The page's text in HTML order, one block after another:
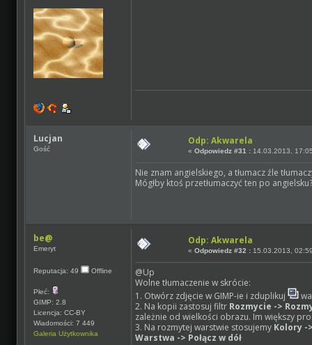
Lucjan
Gość
Odp: Akwarela
«Odpowiedz #31 : 14.03.2013,
Nie znam angielskiego, a tłumacz źle
Mógłby ktoś przetłumaczyć ten po
be@
Emeryt
Reputacja: 49 Offline
Płeć:
GIMP: 2.8
Licencja: CC-BY
Wiadomości: 7 449
Galeria Użytkownika
Odp: Akwarela
«Odpowiedz #32 : 15.03.2013,
@Up
Wolne tłumaczenie w skrócie:
1. Otwórz zdjęcie w GIMP-ie i zduplikuj
2. Na kopii zastosuj filtr Rozmycie ->
zależnie od wielkości obrazu. Im większy
3. Na rozmytej warstwie stosujemy Kolory -
Warstwa -> Połącz w dół